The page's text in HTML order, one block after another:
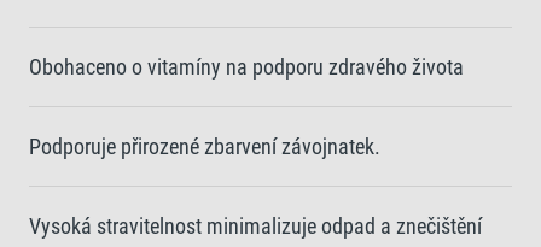
Obohaceno o vitamíny na podporu zdravého života
Podporuje přirozené zbarvení závojnatek.
Vysoká stravitelnost minimalizuje odpad a znečištění